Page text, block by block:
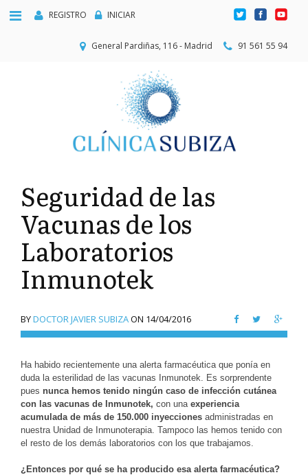
REGISTRO INICIAR
General Pardiñas, 116 - Madrid 91 561 55 94
Seguridad de las
Vacunas de los
Laboratorios
Inmunotek
BYDOCTOR JAVIER SUBIZAON 14/04/2016
Ha habido recientemente una alerta farmacéutica que ponía en
duda la esterilidad de las vacunas Inmunotek. Es sorprendente
pues nunca hemos tenido ningún caso de infección cutánea
con las vacunas de Inmunotek, con una experiencia
acumulada de más de 150.000 inyecciones administradas en
nuestra Unidad de Inmunoterapia. Tampoco las hemos tenido con
el resto de los demás laboratorios con los que trabajamos.
¿Entonces por qué se ha producido esa alerta farmacéutica?